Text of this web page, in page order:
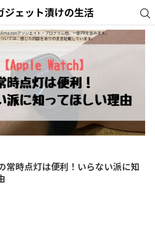
ジェット漬けの生活
アソシエイト・プログラム他、一部PRを含みます。
いては、感じた内容をありのまま記載しています。
常時点灯は便利！いらない派に知